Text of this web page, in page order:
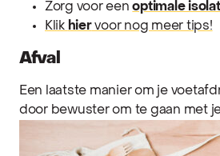
Zorg voor eenoptimale
Klik hiervoor nog meer tips!
Afval
Een laatste manier om je
door bewuster om te gaan met